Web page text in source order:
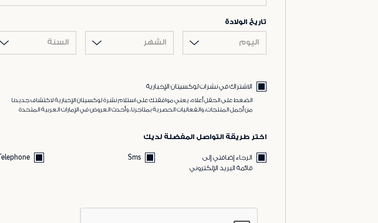
تاريخ الولادة
اليوم الشهر السنة
الاشتراك في نشرات لوكسيتان الإخبارية
الضغط على الحقل أعلاه، يعني موافقتك على استلام نشرة لوكسيتان الإخبارية لاكتشاف جديدنا
من أجمل المنتجات، والفعاليات الحصرية بمتاجرنا، وأحدث العروض في الإمارات العربية المتحدة
اختر طريقة التواصل المفضلة لديك
الرجاء إضافتي إلى
قائمة البريد الإلكتروني
Sms
Telephone